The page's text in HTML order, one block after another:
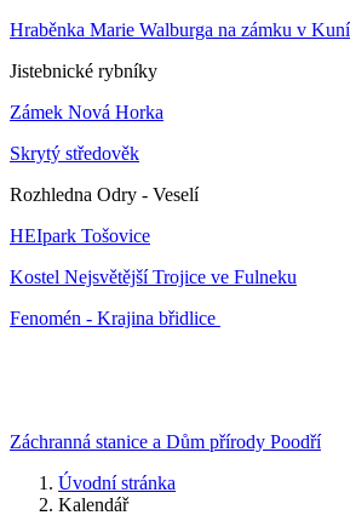
Hraběnka Marie Walburga na zámku v
Jistebnické rybníky
Zámek Nová Horka
Skrytý středověk
Rozhledna Odry - Veselí
HEIpark Tošovice
Kostel Nejsvětější Trojice ve Fulneku
Fenomén - Krajina břidlice
Záchranná stanice a Dům přírody Poodří
Úvodní stránka
Kalendář